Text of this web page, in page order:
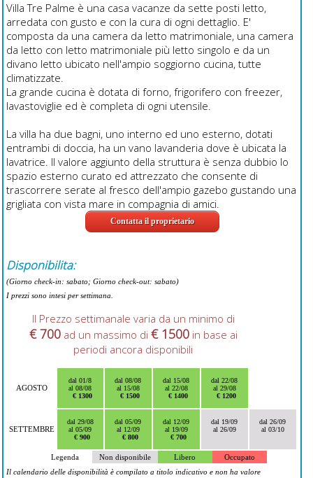
Villa Tre Palme è una casa vacanze da sette posti letto,
arredata con gusto e con la cura di ogni dettaglio. E'
composta da una camera da letto matrimoniale, una camera
da letto con letto matrimoniale più letto singolo e da un
divano letto ubicato nell'ampio soggiorno cucina, tutte
climatizzate.
La grande cucina è dotata di forno, frigorifero con freezer,
lavastoviglie ed è completa di ogni utensile.
La villa ha due bagni, uno interno ed uno esterno, dotati
entrambi di doccia, ha un vano lavanderia dove è ubicata la
lavatrice. Il valore aggiunto della struttura è senza dubbio lo
spazio esterno curato ed attrezzato che consente di
trascorrere serate al fresco dell'ampio gazebo gustando una
grigliata con vista mare in compagnia di amici.
Contatta il proprietario
Disponibilita:
(Giorno check-in: sabato; Giorno check-out: sabato)
I prezzi sono intesi per settimana.
Il Prezzo settimanale varia da un minimo di
€ 700ad un massimo di € 1500in base ai
periodi ancora disponibili
AGOSTO
dal 01/8
al 08/08
€ 1300
dal 08/08
al 15/08
€ 1500
dal 15/08
al 22/08
€ 1400
dal 22/08
al 29/08
€ 1200
SETTEMBRE
dal 29/08
al 05/09
€ 900
dal 05/09
al 12/09
€ 800
dal 12/09
al 19/09
€ 700
dal 19/09
al 26/09
dal 26/09
al 03/10
Legenda Non disponibile Libero
Occupato
Il calendario delle disponibilità è compilato a titolo indicativo e non ha valore